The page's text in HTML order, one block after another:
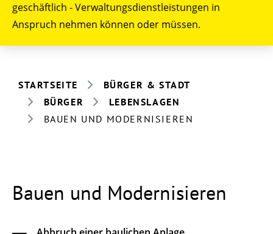
geschäftlich - Verwaltungsdienstleistungen in
Anspruch nehmen können oder müssen.
STARTSEITE
BÜRGER & STADT
BÜRGER
LEBENSLAGEN
BAUEN UND MODERNISIEREN
Bauen und Modernisieren